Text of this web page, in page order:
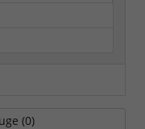
(0)